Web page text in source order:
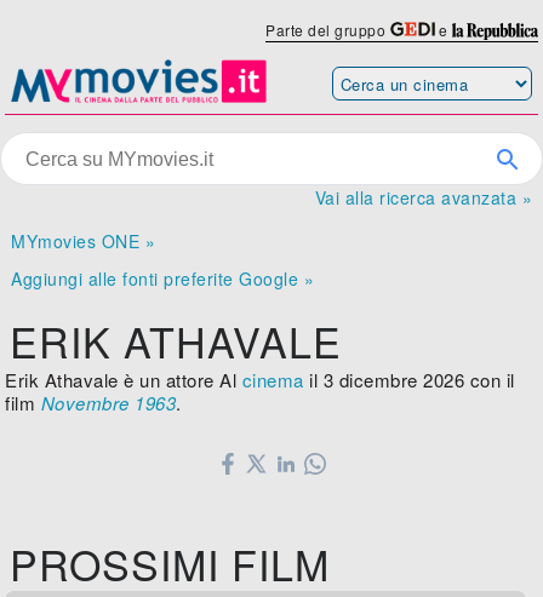
Parte del gruppo e
Vai alla ricerca avanzata »
MYmovies ONE »
Aggiungi alle fonti preferite Google »
ERIK ATHAVALE
Erik Athavale è un attore Al cinema il 3 dicembre 2026 con il
film Novembre 1963.
PROSSIMI FILM